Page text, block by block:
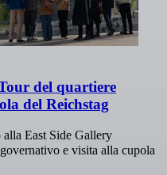
del quartiere
del Reichstag
East Side Gallery
e visita alla cupola